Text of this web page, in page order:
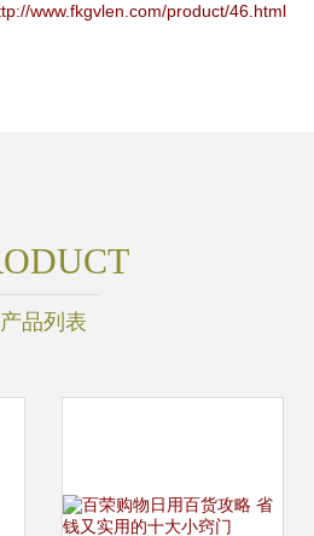
www.fkgvlen.com/product/46.html
产品列表